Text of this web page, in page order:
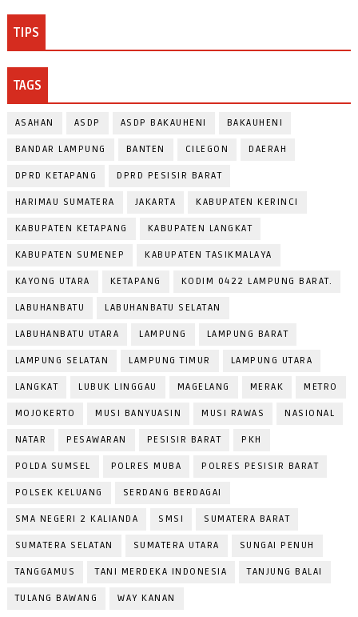
TIPS
TAGS
ASAHAN ASDP ASDP BAKAUHENI BAKAUHENI
BANDAR LAMPUNG BANTEN CILEGON DAERAH
DPRD KETAPANG DPRD PESISIR BARAT
HARIMAU SUMATERA JAKARTA KABUPATEN KERINCI
KABUPATEN KETAPANG KABUPATEN LANGKAT
KABUPATEN SUMENEP KABUPATEN TASIKMALAYA
KAYONG UTARA KETAPANG KODIM 0422 LAMPUNG BARAT.
LABUHANBATU LABUHANBATU SELATAN
LABUHANBATU UTARA LAMPUNG LAMPUNG BARAT
LAMPUNG SELATAN LAMPUNG TIMUR LAMPUNG UTARA
LANGKAT LUBUK LINGGAU MAGELANG MERAK METRO
MOJOKERTO MUSI BANYUASIN MUSI RAWAS NASIONAL
NATAR PESAWARAN PESISIR BARAT PKH
POLDA SUMSEL POLRES MUBA POLRES PESISIR BARAT
POLSEK KELUANG SERDANG BERDAGAI
SMA NEGERI 2 KALIANDA SMSI SUMATERA BARAT
SUMATERA SELATAN SUMATERA UTARA SUNGAI PENUH
TANGGAMUS TANI MERDEKA INDONESIA TANJUNG BALAI
TULANG BAWANG WAY KANAN